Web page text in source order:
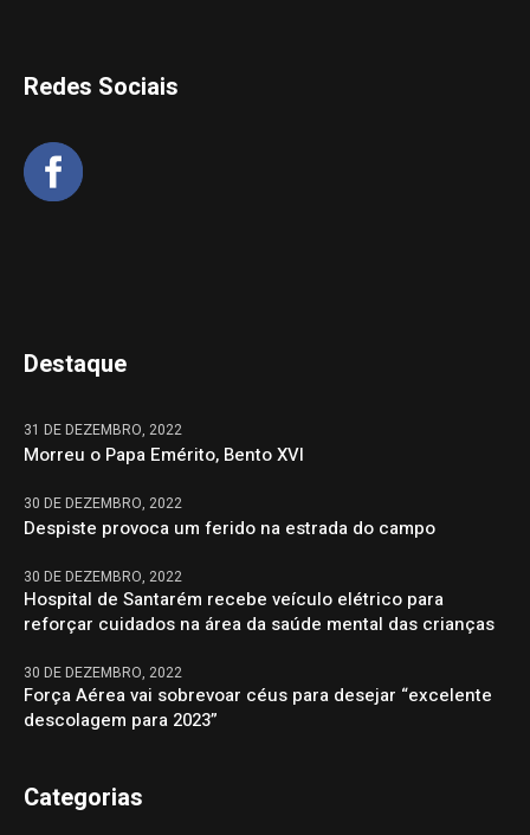
Redes Sociais
Destaque
31 DE DEZEMBRO, 2022
Morreu o Papa Emérito, Bento XVI
30 DE DEZEMBRO, 2022
Despiste provoca um ferido na estrada do campo
30 DE DEZEMBRO, 2022
Hospital de Santarém recebe veículo elétrico para
reforçar cuidados na área da saúde mental das crianças
30 DE DEZEMBRO, 2022
Força Aérea vai sobrevoar céus para desejar “excelente
descolagem para 2023”
Categorias